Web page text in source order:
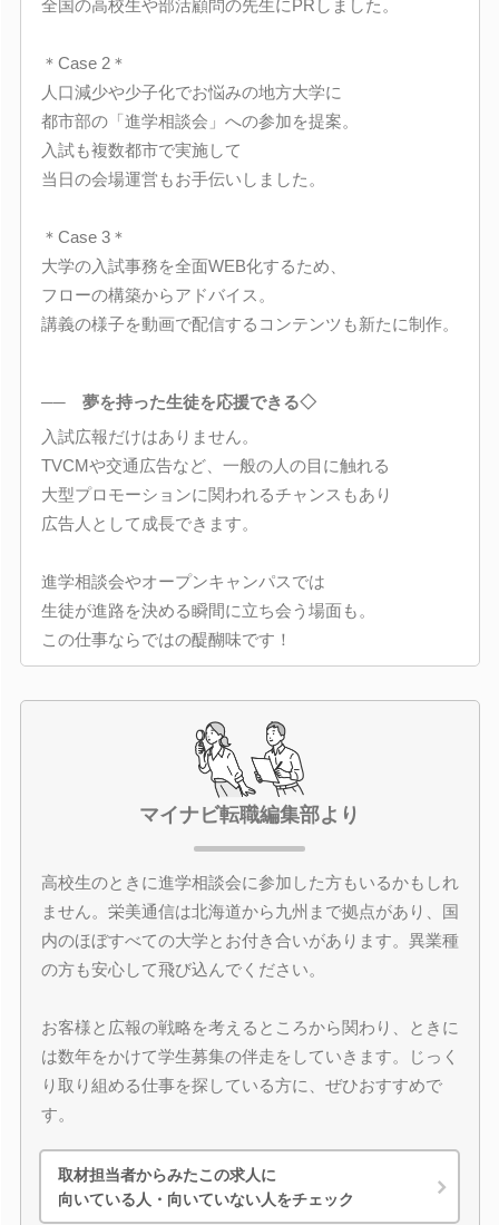
全国の高校生や部活顧問の先生にPRしました。
＊Case 2＊
人口減少や少子化でお悩みの地方大学に
都市部の「進学相談会」への参加を提案。
入試も複数都市で実施して
当日の会場運営もお手伝いしました。
＊Case 3＊
大学の入試事務を全面WEB化するため、
フローの構築からアドバイス。
講義の様子を動画で配信するコンテンツも新たに制作。
── 夢を持った生徒を応援できる◇
入試広報だけはありません。
TVCMや交通広告など、一般の人の目に触れる
大型プロモーションに関われるチャンスもあり
広告人として成長できます。
進学相談会やオープンキャンパスでは
生徒が進路を決める瞬間に立ち会う場面も。
この仕事ならではの醍醐味です！
マイナビ転職編集部より
高校生のときに進学相談会に参加した方もいるかもしれ
ません。栄美通信は北海道から九州まで拠点があり、国
内のほぼすべての大学とお付き合いがあります。異業種
の方も安心して飛び込んでください。
お客様と広報の戦略を考えるところから関わり、ときに
は数年をかけて学生募集の伴走をしていきます。じっく
り取り組める仕事を探している方に、ぜひおすすめで
す。
取材担当者からみたこの求人に
向いている人・向いていない人をチェック